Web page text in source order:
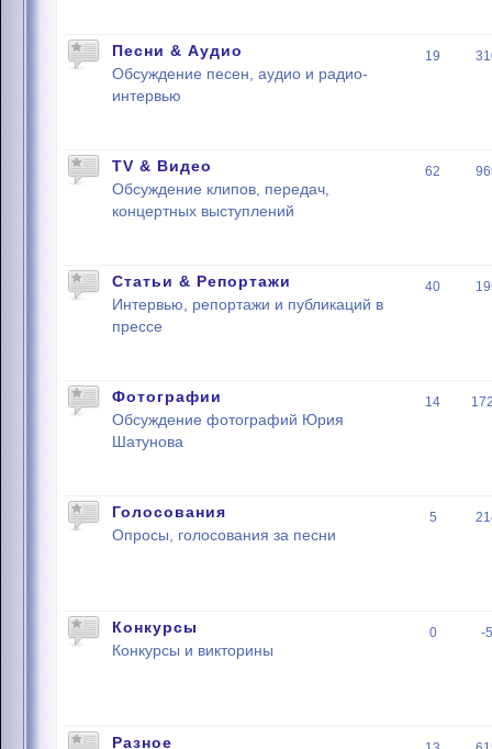
Песни & Аудио
Обсуждение песен, аудио и радио-
интервью
19
TV & Видео
Обсуждение клипов, передач,
концертных выступлений
62
Статьи & Репортажи
Интервью, репортажи и публикаций в
прессе
40
Фотографии
Обсуждение фотографий Юрия
Шатунова
14
Голосования
Опросы, голосования за песни
5
Конкурсы
Конкурсы и викторины
0 -
Разное